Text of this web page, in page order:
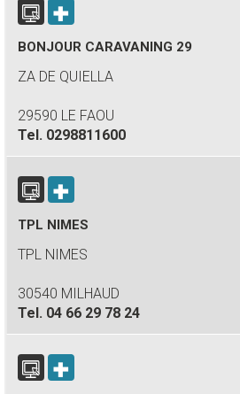
BONJOUR CARAVANING 29
ZA DE QUIELLA
29590 LE FAOU
Tel. 0298811600
TPL NIMES
TPL NIMES
30540 MILHAUD
Tel. 04 66 29 78 24